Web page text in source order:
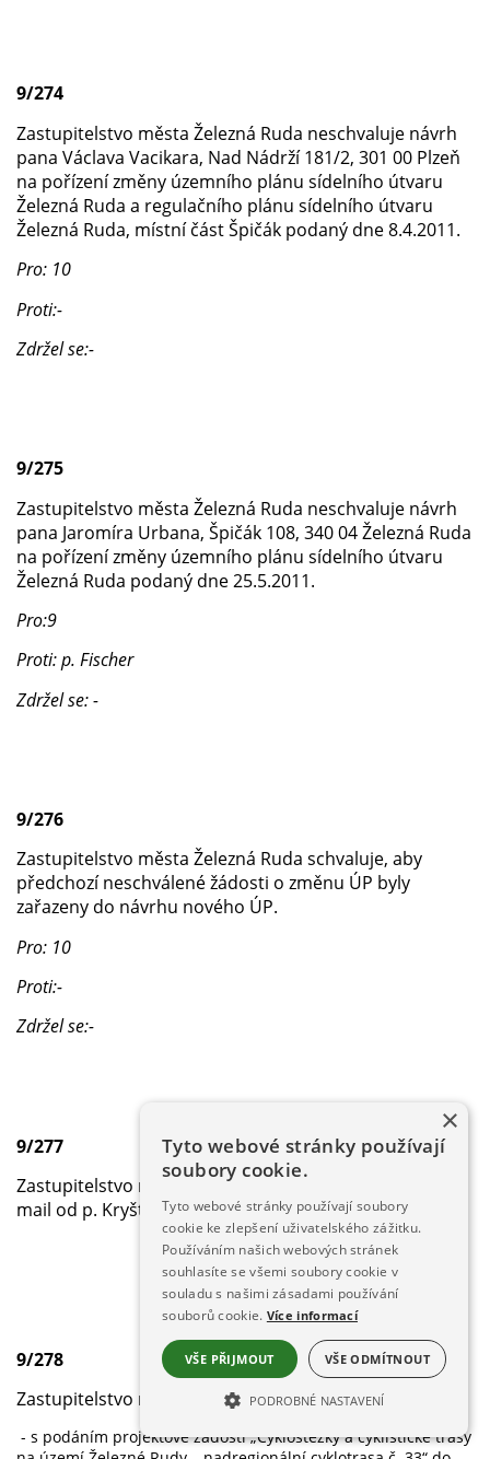
9/274
Zastupitelstvo města Železná Ruda neschvaluje návrh
pana Václava Vacikara, Nad Nádrží 181/2, 301 00 Plzeň
na pořízení změny územního plánu sídelního útvaru
Železná Ruda a regulačního plánu sídelního útvaru
Železná Ruda, místní část Špičák podaný dne 8.4.2011.
Pro: 10
Proti:-
Zdržel se:-
9/275
Zastupitelstvo města Železná Ruda neschvaluje návrh
pana Jaromíra Urbana, Špičák 108, 340 04 Železná Ruda
na pořízení změny územního plánu sídelního útvaru
Železná Ruda podaný dne 25.5.2011.
Pro:9
Proti: p. Fischer
Zdržel se: -
9/276
Zastupitelstvo města Železná Ruda schvaluje, aby
předchozí neschválené žádosti o změnu ÚP byly
zařazeny do návrhu nového ÚP.
Pro: 10
Proti:-
Zdržel se:-
9/277
Zastupitelstvo města Železná Ruda bere na vědomí e-
mail od p. Kryštofa (srubová osada Debrník).
9/278
Zastupitelstvo města Železná Ruda s ouhlasí:
- s podáním projektové žádosti „Cyklostezky a cyklistické trasy
×
Tyto webové stránky používají
soubory cookie.
Tyto webové stránky používají soubory
cookie ke zlepšení uživatelského zážitku.
Používáním našich webových stránek
souhlasíte se všemi soubory cookie v
souladu s našimi zásadami používání
souborů cookie. Více informací
VŠE PŘIJMOUT VŠE ODMÍTNOUT
PODROBNÉ NASTAVENÍ
NEZBYTNĚ NUTNÉ SOUBORY